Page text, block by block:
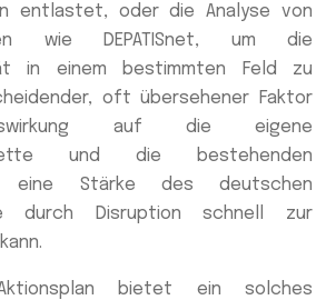
entlastet, oder die Analyse von
wie DEPATISnet, um die
in einem bestimmten Feld zu
oft übersehener Faktor
auf die eigene
und die bestehenden
eine Stärke des deutschen
durch Disruption schnell zur
bietet ein solches